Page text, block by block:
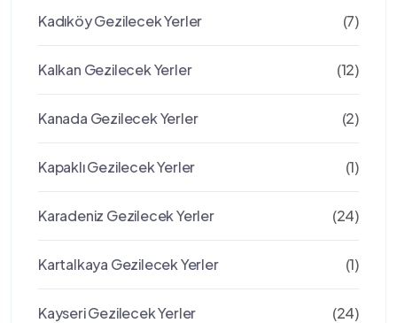
Kadıköy Gezilecek Yerler (7)
Kalkan Gezilecek Yerler (12)
Kanada Gezilecek Yerler (2)
Kapaklı Gezilecek Yerler (1)
Karadeniz Gezilecek Yerler (24)
Kartalkaya Gezilecek Yerler (1)
Kayseri Gezilecek Yerler (24)